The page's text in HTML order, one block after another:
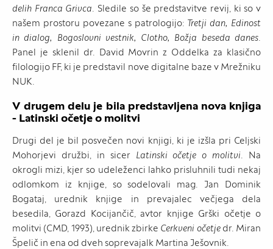
delih Franca Grivca. Sledile so še predstavitve revij, ki so v
našem prostoru povezane s patrologijo: Tretji dan, Edinost
in dialog, Bogoslovni vestnik, Clotho, Božja beseda danes.
Panel je sklenil dr. David Movrin z Oddelka za klasično
filologijo FF, ki je predstavil nove digitalne baze v Mrežniku
NUK.
V drugem delu je bila predstavljena nova knjiga
- Latinski očetje o molitvi
Drugi del je bil posvečen novi knjigi, ki je izšla pri Celjski
Mohorjevi družbi, in sicer Latinski očetje o molitvi. Na
okrogli mizi, kjer so udeleženci lahko prisluhnili tudi nekaj
odlomkom iz knjige, so sodelovali mag. Jan Dominik
Bogataj, urednik knjige in prevajalec večjega dela
besedila, Gorazd Kocijančič, avtor knjige Grški očetje o
molitvi (CMD, 1993), urednik zbirke Cerkveni očetjedr. Miran
Špelič in ena od dveh soprevajalk Martina Ješovnik.